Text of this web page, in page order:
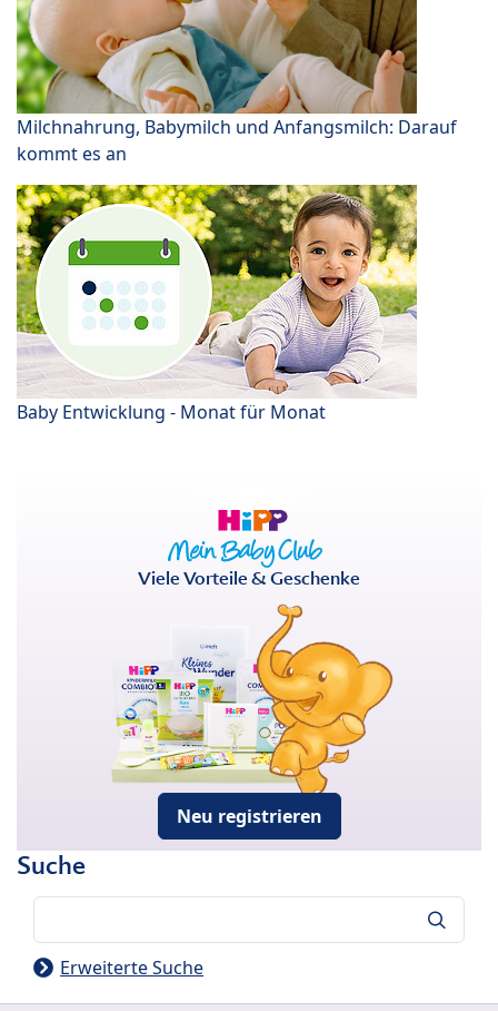
Milchnahrung, Babymilch und Anfangsmilch: Darauf
kommt es an
Baby Entwicklung - Monat für Monat
Viele Vorteile & Geschenke
Neu registrieren
Suche
Erweiterte Suche